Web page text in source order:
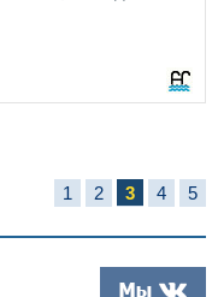
1 2 3 4 5